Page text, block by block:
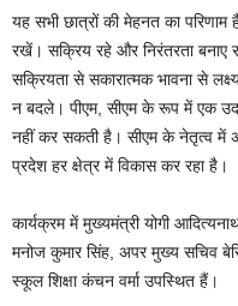
यह सभी छात्रों की मेहनत का
रखें। सक्रिय रहे और निरंतरता
सक्रियता से सकारात्मक भावना से
न बदले। पीएम, सीएम के रूप में एक
नहीं कर सकती है। सीएम के नेतृत्व में
प्रदेश हर क्षेत्र में विकास कर रहा है।
कार्यक्रम में मुख्यमंत्री योगी
मनोज कुमार सिंह, अपर मुख्य सचिव
स्कूल शिक्षा कंचन वर्मा उपस्थित हैं।